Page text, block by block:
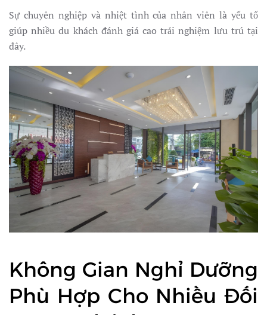
Sự chuyên nghiệp và nhiệt tình của nhân viên là yếu tố
giúp nhiều du khách đánh giá cao trải nghiệm lưu trú tại
đây.
Không Gian Nghỉ Dưỡng
Phù Hợp Cho Nhiều Đối